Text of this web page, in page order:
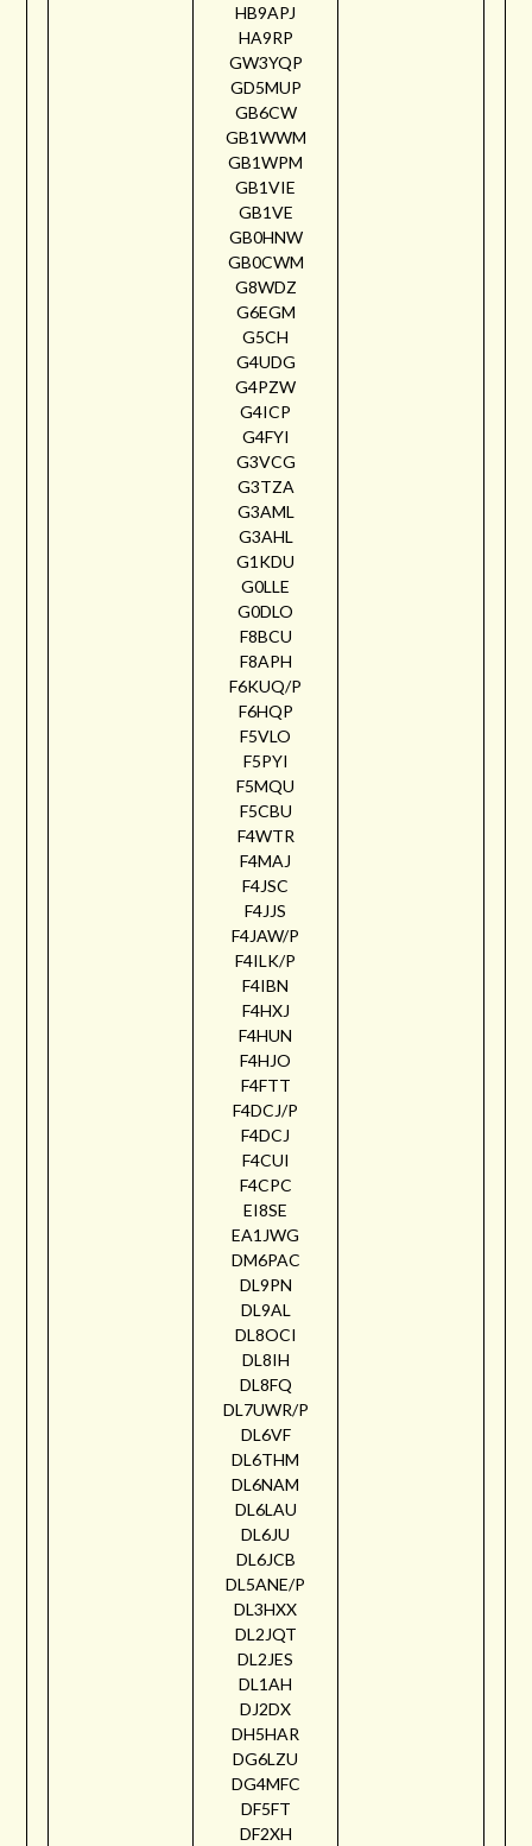
HB9APJ
HA9RP
GW3YQP
GD5MUP
GB6CW
GB1WWM
GB1WPM
GB1VIE
GB1VE
GB0HNW
GB0CWM
G8WDZ
G6EGM
G5CH
G4UDG
G4PZW
G4ICP
G4FYI
G3VCG
G3TZA
G3AML
G3AHL
G1KDU
G0LLE
G0DLO
F8BCU
F8APH
F6KUQ/P
F6HQP
F5VLO
F5PYI
F5MQU
F5CBU
F4WTR
F4MAJ
F4JSC
F4JJS
F4JAW/P
F4ILK/P
F4IBN
F4HXJ
F4HUN
F4HJO
F4FTT
F4DCJ/P
F4DCJ
F4CUI
F4CPC
EI8SE
EA1JWG
DM6PAC
DL9PN
DL9AL
DL8OCI
DL8IH
DL8FQ
DL7UWR/P
DL6VF
DL6THM
DL6NAM
DL6LAU
DL6JU
DL6JCB
DL5ANE/P
DL3HXX
DL2JQT
DL2JES
DL1AH
DJ2DX
DH5HAR
DG6LZU
DG4MFC
DF5FT
DF2XH